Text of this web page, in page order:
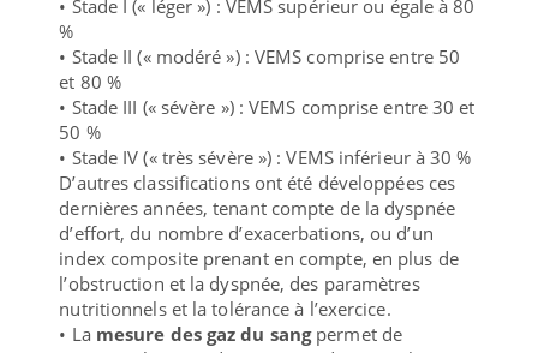
• Stade I (« léger ») : VEMS supérieur ou égale à 80
%
• Stade II (« modéré ») : VEMS comprise entre 50
et 80 %
• Stade III (« sévère ») : VEMS comprise entre 30 et
50 %
• Stade IV (« très sévère ») : VEMS inférieur à 30 %
D’autres classifications ont été développées ces
dernières années, tenant compte de la dyspnée
d’effort, du nombre d’exacerbations, ou d’un
index composite prenant en compte, en plus de
l’obstruction et la dyspnée, des paramètres
nutritionnels et la tolérance à l’exercice.
• La mesure des gaz du sangpermet de